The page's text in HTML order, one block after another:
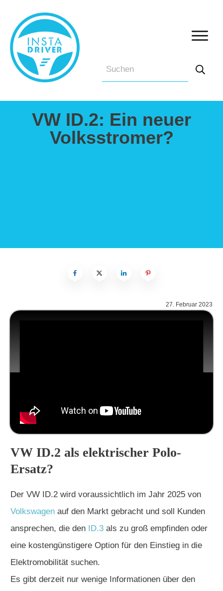
VW ID.2: Ein neuer
Volksstromer?
27. Februar 2023
VW ID.2 als elektrischer Polo-
Ersatz?
Der VW ID.2 wird voraussichtlich im Jahr 2025 von
Volkswagen auf den Markt gebracht und soll Kunden
ansprechen, die den ID.3 als zu groß empfinden oder
eine kostengünstigere Option für den Einstieg in die
Elektromobilität suchen.
Es gibt derzeit nur wenige Informationen über den